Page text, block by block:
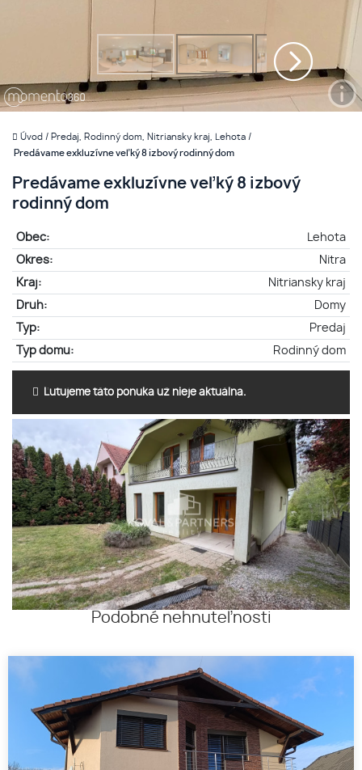
Úvod / Predaj, Rodinný dom, Nitriansky kraj, Lehota /
Predávame exkluzívne veľký 8 izbový rodinný dom
Predávame exkluzívne veľký 8 izbový
rodinný dom
Obec:
Lehota
Okres:
Nitra
Kraj:
Nitriansky kraj
Druh:
Domy
Typ:
Predaj
Typ domu:
Rodinný dom
Ľutujeme táto ponuka už nieje aktuálna.
Podobné nehnuteľnosti